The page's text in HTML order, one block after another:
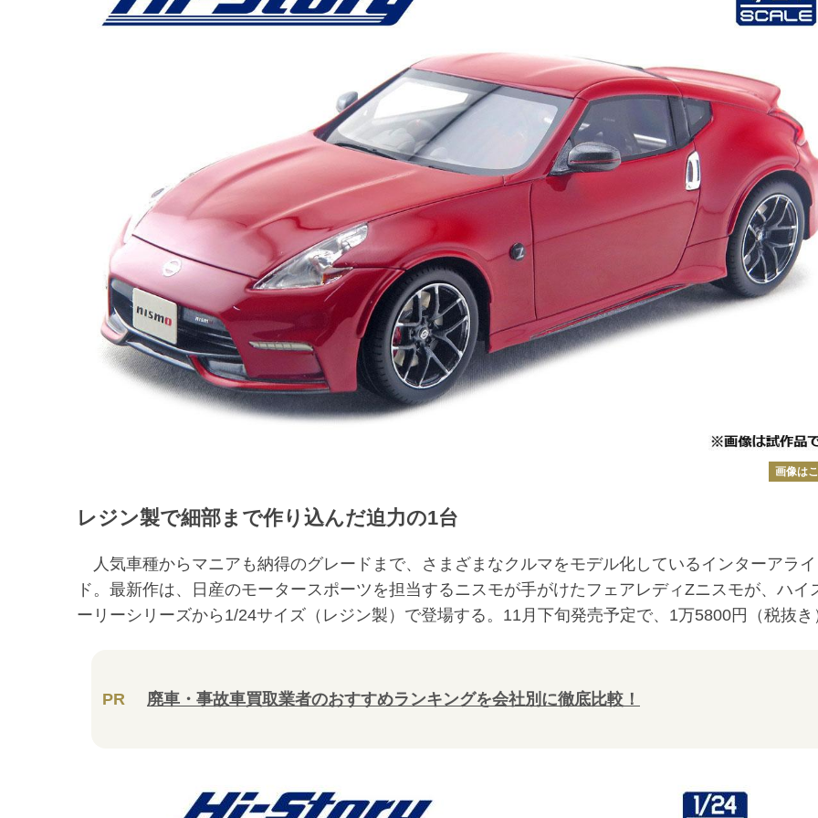
画像は
レジン製で細部まで作り込んだ迫力の1台
人気車種からマニアも納得のグレードまで、さまざまなクルマをモデル化しているインターアライ
ド。最新作は、日産のモータースポーツを担当するニスモが手がけたフェアレディZニスモが、ハイ
ーリーシリーズから1/24サイズ（レジン製）で登場する。11月下旬発売予定で、1万5800円（税抜き
PR 廃車・事故車買取業者のおすすめランキングを会社別に徹底比較！